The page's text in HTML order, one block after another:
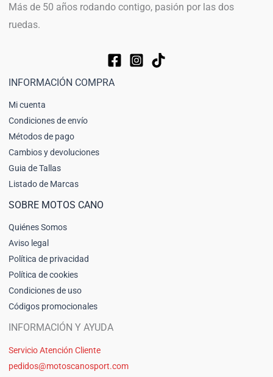
Más de 50 años rodando contigo, pasión por las dos
ruedas.
INFORMACIÓN COMPRA
Mi cuenta
Condiciones de envío
Métodos de pago
Cambios y devoluciones
Guia de Tallas
Listado de Marcas
SOBRE MOTOS CANO
Quiénes Somos
Aviso legal
Política de privacidad
Política de cookies
Condiciones de uso
Códigos promocionales
INFORMACIÓN Y AYUDA
Servicio Atención Cliente
pedidos@motoscanosport.com